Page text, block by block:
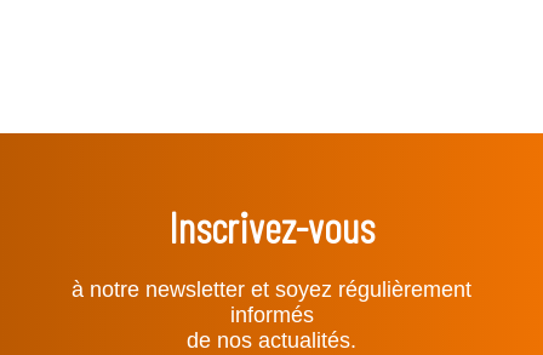
Inscrivez-vous
à notre newsletter et soyez régulièrement
informés
de nos actualités.